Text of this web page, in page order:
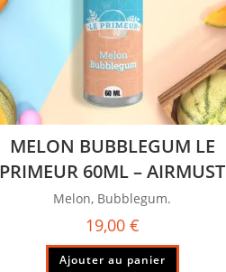
MELON BUBBLEGUM LE
PRIMEUR 60ML – AIRMUST
Melon, Bubblegum.
19,00 €
Ajouter au panier